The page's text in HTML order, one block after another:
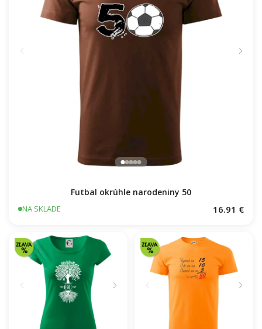
Futbal okrúhle narodeniny 50
NA SKLADE 16.91 €